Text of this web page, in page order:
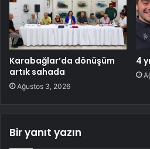
Karabağlar’da dönüşüm
artık sahada
Ağustos 3, 2026
4
Bir yanıt yazın